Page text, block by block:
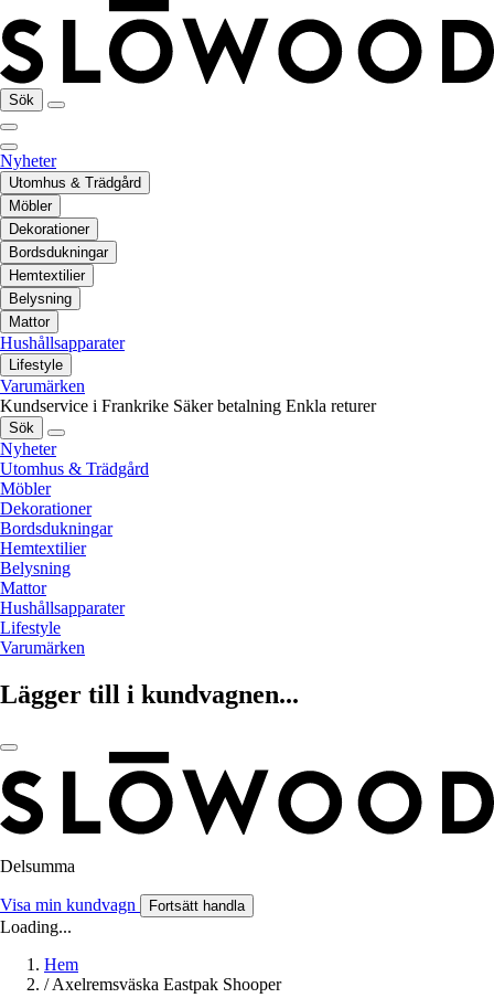
Sök
Nyheter
Utomhus & Trädgård
Möbler
Dekorationer
Bordsdukningar
Hemtextilier
Belysning
Mattor
Hushållsapparater
Lifestyle
Varumärken
Kundservice i Frankrike Säker betalning Enkla returer
Sök
Nyheter
Utomhus & Trädgård
Möbler
Dekorationer
Bordsdukningar
Hemtextilier
Belysning
Mattor
Hushållsapparater
Lifestyle
Varumärken
Lägger till i kundvagnen...
Delsumma
Visa min kundvagn Fortsätt handla
Loading...
Hem
/ Axelremsväska Eastpak Shooper